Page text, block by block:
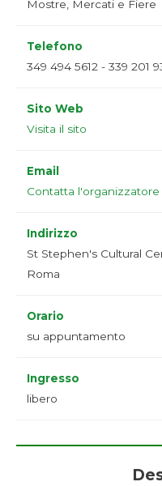
Mostre, Mercati e Fiere
Telefono
349 494 5612 - 339 201
Sito Web
Visita il sito
Email
Contatta l'organizzatore
Indirizzo
St Stephen's Cultural
Roma
Orario
su appuntamento
Ingresso
libero